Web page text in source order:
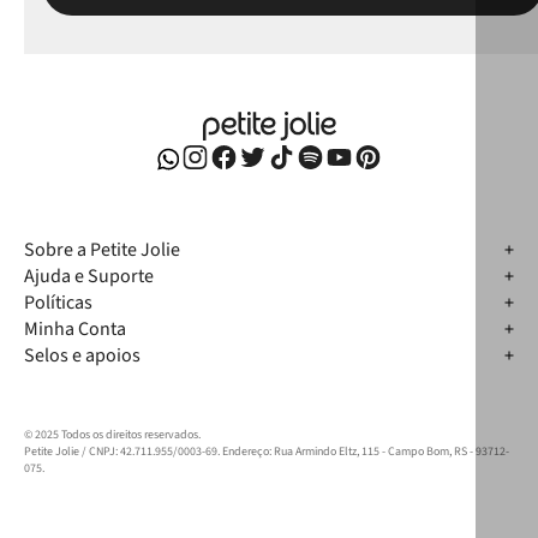
Sobre a Petite Jolie
Ajuda e Suporte
Políticas
Minha Conta
Selos e apoios
© 2025 Todos os direitos reservados.
Petite Jolie / CNPJ: 42.711.955/0003-69. Endereço: Rua Armindo Eltz, 115 - Campo Bom, RS - 93712-
075.